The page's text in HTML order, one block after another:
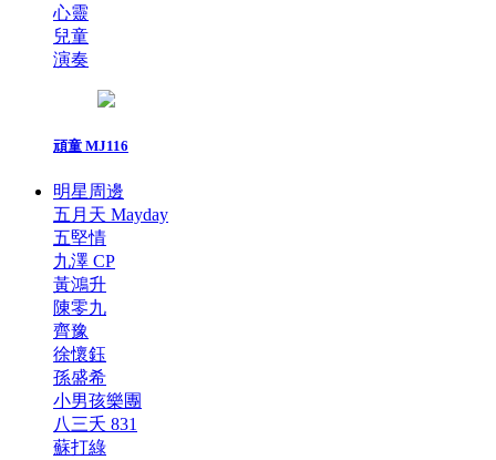
心靈
兒童
演奏
頑童 MJ116
明星周邊
五月天 Mayday
五堅情
九澤 CP
黃鴻升
陳零九
齊豫
徐懷鈺
孫盛希
小男孩樂團
八三夭 831
蘇打綠